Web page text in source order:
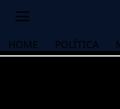
HOME POLÍTICA